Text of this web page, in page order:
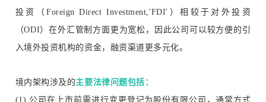
投资（Foreign Direct Investment,'FDI'）相较于对外投资
（ODI）在外汇管制方面更为宽松，因此公司可以较方便的引
入境外投资机构的资金，融资渠道更多元化。
境内架构涉及的主要法律问题包括：
(1) 公司在上市前需进行变更登记为股份有限公司，通常方式